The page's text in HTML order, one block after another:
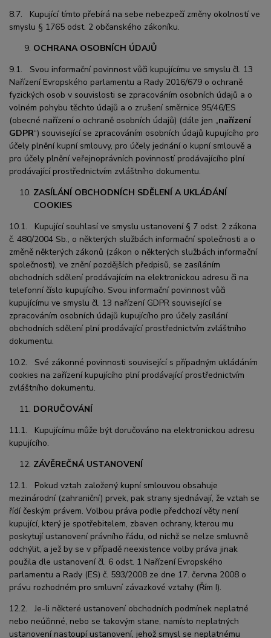
8.7. Kupující tímto přebírá na sebe nebezpečí změny okolností ve
smyslu § 1765 odst. 2 občanského zákoníku.
OCHRANA OSOBNÍCH ÚDAJŮ
9.1. Svou informační povinnost vůči kupujícímu ve smyslu čl. 13
Nařízení Evropského parlamentu a Rady 2016/679 o ochraně
fyzických osob v souvislosti se zpracováním osobních údajů a o
volném pohybu těchto údajů a o zrušení směrnice 95/46/ES
(obecné nařízení o ochraně osobních údajů) (dále jen „nařízení
GDPR“) související se zpracováním osobních údajů kupujícího pro
účely plnění kupní smlouvy, pro účely jednání o kupní smlouvě a
pro účely plnění veřejnoprávních povinností prodávajícího plní
prodávající prostřednictvím zvláštního dokumentu.
ZASÍLÁNÍ OBCHODNÍCH SDĚLENÍ A UKLÁDÁNÍ
COOKIES
10.1. Kupující souhlasí ve smyslu ustanovení § 7 odst. 2 zákona
č. 480/2004 Sb., o některých službách informační společnosti a o
změně některých zákonů (zákon o některých službách informační
společnosti), ve znění pozdějších předpisů, se zasíláním
obchodních sdělení prodávajícím na elektronickou adresu či na
telefonní číslo kupujícího. Svou informační povinnost vůči
kupujícímu ve smyslu čl. 13 nařízení GDPR související se
zpracováním osobních údajů kupujícího pro účely zasílání
obchodních sdělení plní prodávající prostřednictvím zvláštního
dokumentu.
10.2. Své zákonné povinnosti související s případným ukládáním
cookies na zařízení kupujícího plní prodávající prostřednictvím
zvláštního dokumentu.
DORUČOVÁNÍ
11.1. Kupujícímu může být doručováno na elektronickou adresu
kupujícího.
ZÁVĚREČNÁ USTANOVENÍ
12.1. Pokud vztah založený kupní smlouvou obsahuje
mezinárodní (zahraniční) prvek, pak strany sjednávají, že vztah se
řídí českým právem. Volbou práva podle předchozí věty není
kupující, který je spotřebitelem, zbaven ochrany, kterou mu
poskytují ustanovení právního řádu, od nichž se nelze smluvně
odchýlit, a jež by se v případě neexistence volby práva jinak
použila dle ustanovení čl. 6 odst. 1 Nařízení Evropského
parlamentu a Rady (ES) č. 593/2008 ze dne 17. června 2008 o
právu rozhodném pro smluvní závazkové vztahy (Řím I).
12.2. Je-li některé ustanovení obchodních podmínek neplatné
nebo neúčinné, nebo se takovým stane, namísto neplatných
ustanovení nastoupí ustanovení, jehož smysl se neplatnému